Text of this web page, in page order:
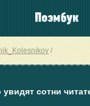
сотни